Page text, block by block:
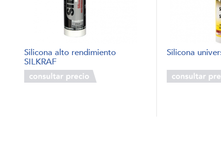
Silicona alto rendimiento
SILKRAF
Silicona